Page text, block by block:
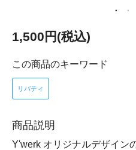
1,500円(税込)
この商品のキーワード
リバティ
商品説明
Y'werk オリジナルデザイン